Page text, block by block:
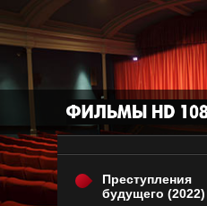
Преступления
будущего (2022)